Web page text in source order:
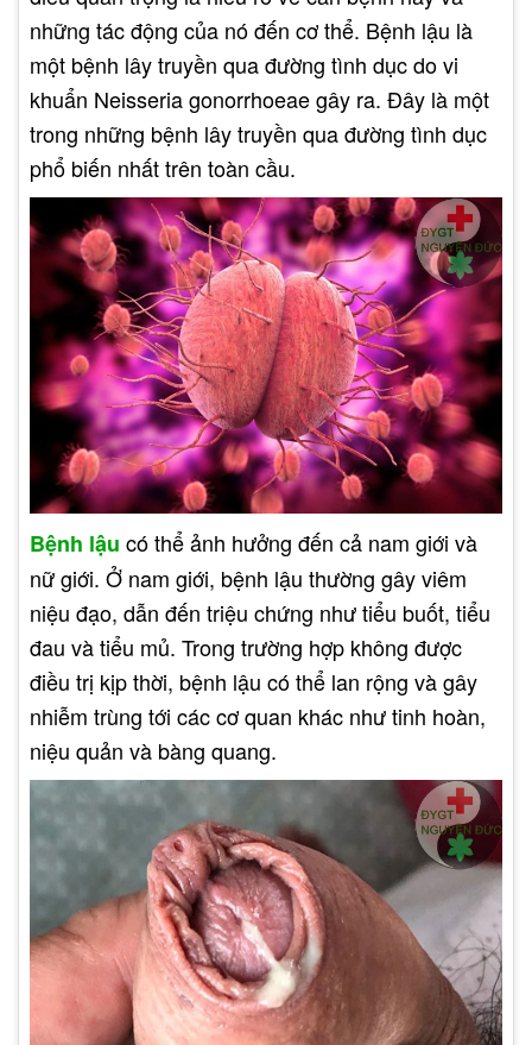
những tác động của nó đến cơ thể. Bệnh lậu là
một bệnh lây truyền qua đường tình dục do vi
khuẩn Neisseria gonorrhoeae gây ra. Đây là một
trong những bệnh lây truyền qua đường tình dục
phổ biến nhất trên toàn cầu.
Bệnh lậu có thể ảnh hưởng đến cả nam giới và
nữ giới. Ở nam giới, bệnh lậu thường gây viêm
niệu đạo, dẫn đến triệu chứng như tiểu buốt, tiểu
đau và tiểu mủ. Trong trường hợp không được
điều trị kịp thời, bệnh lậu có thể lan rộng và gây
nhiễm trùng tới các cơ quan khác như tinh hoàn,
niệu quản và bàng quang.